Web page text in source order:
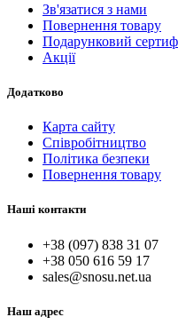
Зв'язатися з нами
Повернення товару
Подарунковий
Акції
Додатково
Карта сайту
Співробітництво
Політика безпеки
Повернення товару
Наші контакти
+38 (097) 838 31 07
+38 050 616 59 17
sales@snosu.net.ua
Наш адрес